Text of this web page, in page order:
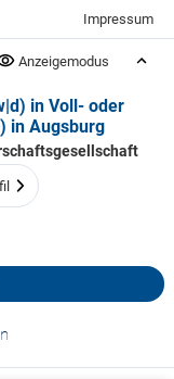
Impressum
Anzeigemodus
in Voll- oder
in Augsburg